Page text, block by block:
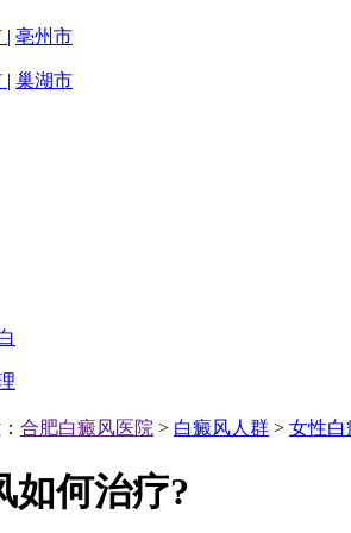
| 亳州市
| 巢湖市
合肥白癜风医院 > 白癜风人群 > 女性白
如何治疗?